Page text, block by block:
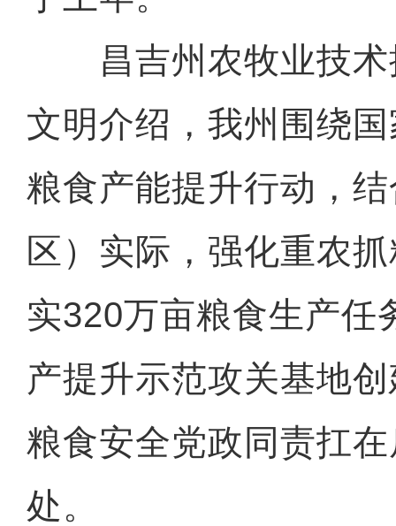
昌吉州农牧业技术
文明介绍，我州围绕
粮食产能提升行动，
区）实际，强化重农
实320万亩粮食生产任
产提升示范攻关基地
粮食安全党政同责扛
处。